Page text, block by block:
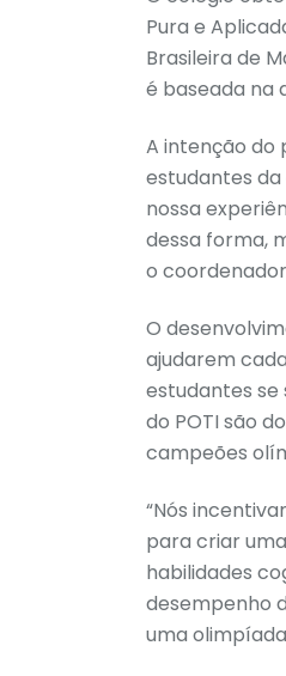
Pura e
Brasileira de
é baseada na
A intenção do
estudantes
nossa
dessa forma,
o
O
ajudarem
estudantes
do POTI são
campeões
“Nós
para criar
habilidades
desempenho
uma